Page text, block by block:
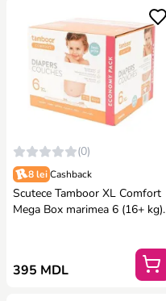
(0)
8 lei Cashback
Scutece Tamboor XL Comfort
Mega Box marimea 6 (16+ kg),
395 MDL